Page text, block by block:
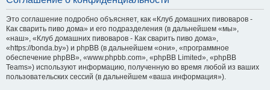
Это соглашение подробно объясняет, как «Клуб домашних пивоваров -
Как cварить пиво дома» и его подразделения (в дальнейшем «мы»,
«наш», «Клуб домашних пивоваров - Как cварить пиво дома»,
«https://bonda.by») и phpBB (в дальнейшем «они», «программное
обеспечение phpBB», «www.phpbb.com», «phpBB Limited», «phpBB
Teams») используют информацию, полученную во время любой из ваших
пользовательских сессий (в дальнейшем «ваша информация»).